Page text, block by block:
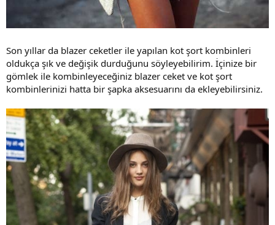
Son yıllar da blazer ceketler ile yapılan kot şort kombinleri
oldukça şık ve değişik durduğunu söyleyebilirim. İçinize bir
gömlek ile kombinleyeceğiniz blazer ceket ve kot şort
kombinlerinizi hatta bir şapka aksesuarını da ekleyebilirsiniz.